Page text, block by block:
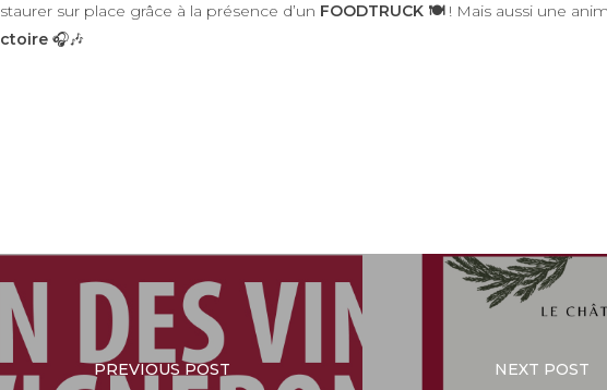
sur place grâce à la présence d’un FOODTRUCK 🍽️! Mais aussi une
🎧🎶
PREVIOUS POST NEXT POST